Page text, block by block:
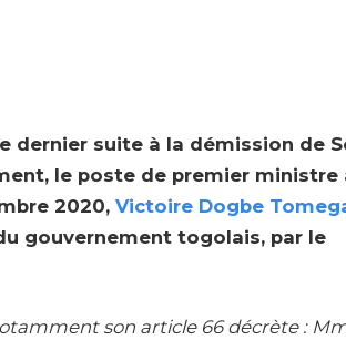
dernier suite à la démission de
le poste de premier ministre
2020, Victoire Dogbe
gouvernement togolais, par le
son article 66 décrète :